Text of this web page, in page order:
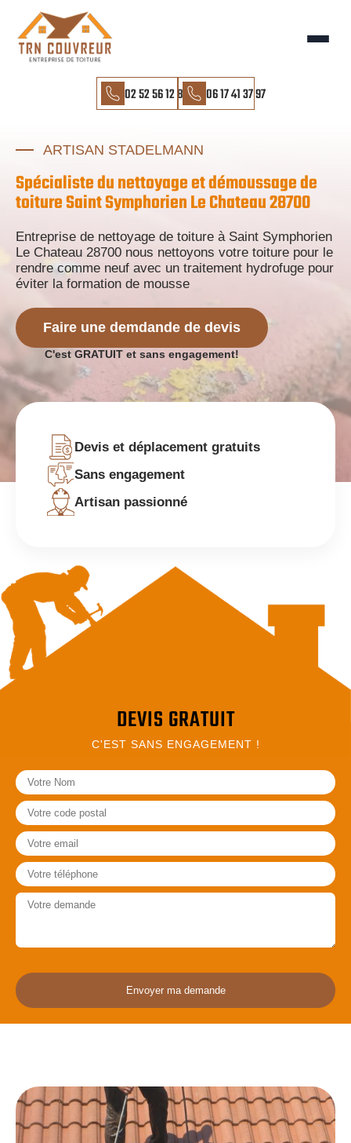
02 52 56 12 85 06 17 41 37 97
ARTISAN STADELMANN
Spécialiste du nettoyage et démoussage de
toiture Saint Symphorien Le Chateau 28700
Entreprise de nettoyage de toiture à Saint Symphorien
Le Chateau 28700 nous nettoyons votre toiture pour le
rendre comme neuf avec un traitement hydrofuge pour
éviter la formation de mousse
Faire une demdande de devis
C'est GRATUIT et sans engagement!
Devis et déplacement gratuits
Sans engagement
Artisan passionné
DEVIS GRATUIT
C'EST SANS ENGAGEMENT !